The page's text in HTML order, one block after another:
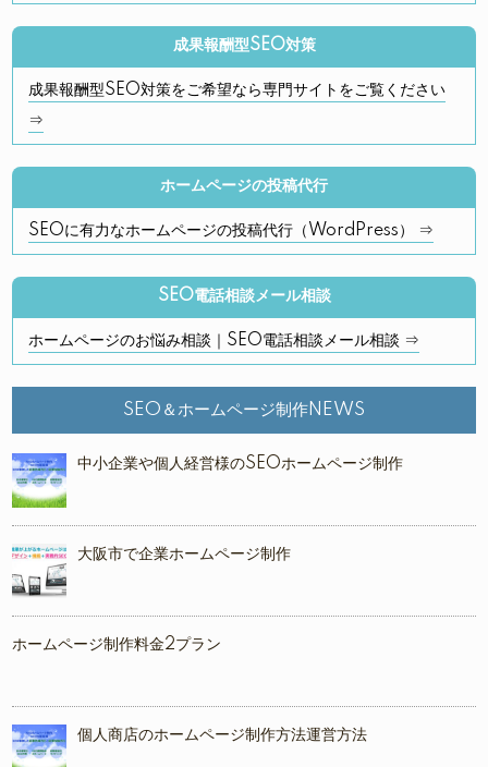
成果報酬型SEO対策
成果報酬型SEO対策をご希望なら専門サイトをご覧ください
⇒
ホームページの投稿代行
SEOに有力なホームページの投稿代行（WordPress） ⇒
SEO電話相談メール相談
ホームページのお悩み相談｜SEO電話相談メール相談 ⇒
SEO＆ホームページ制作NEWS
中小企業や個人経営様のSEOホームページ制作
大阪市で企業ホームページ制作
ホームページ制作料金2プラン
個人商店のホームページ制作方法運営方法